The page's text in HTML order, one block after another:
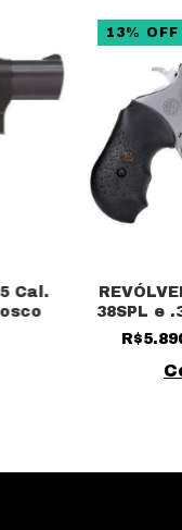
Cal.
13% OFF
38SPL e